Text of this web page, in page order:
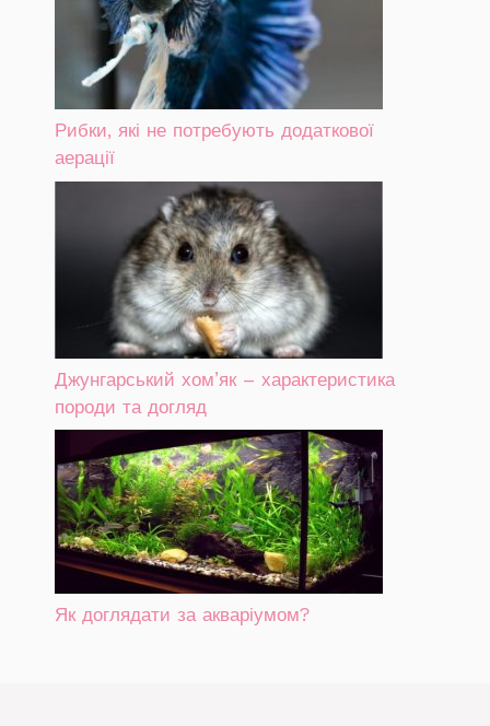
Рибки, які не потребують додаткової
аерації
Джунгарський хом’як – характеристика
породи та догляд
Як доглядати за акваріумом?